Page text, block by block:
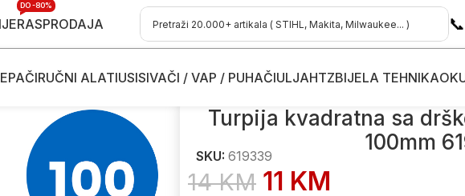
RASPRODAJA
DO -80%
📞
RUČNI ALATIUSISIVAČI / VAP / PUHAČIULJAHTZBIJELA TEHNIKA
gruba UNIOR 765 100mm 619339
Turpija kvadratna sa
100mm
SKU: 619339
14KM 11 KM